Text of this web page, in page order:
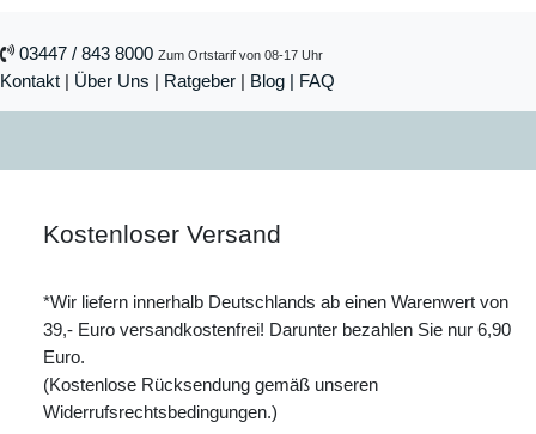
03447 / 843 8000 Zum Ortstarif von 08-17 Uhr
Kontakt | Über Uns | Ratgeber | Blog | FAQ
Kostenloser Versand
*Wir liefern innerhalb Deutschlands ab einen Warenwert von
39,- Euro versandkostenfrei! Darunter bezahlen Sie nur 6,90
Euro.
(Kostenlose Rücksendung gemäß unseren
Widerrufsrechtsbedingungen.)